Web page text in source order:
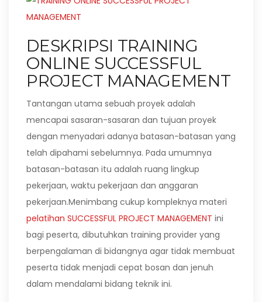
DESKRIPSI TRAINING
ONLINE SUCCESSFUL
PROJECT MANAGEMENT
Tantangan utama sebuah proyek adalah
mencapai sasaran-sasaran dan tujuan proyek
dengan menyadari adanya batasan-batasan yang
telah dipahami sebelumnya. Pada umumnya
batasan-batasan itu adalah ruang lingkup
pekerjaan, waktu pekerjaan dan anggaran
pekerjaan.Menimbang cukup kompleknya materi
pelatihan SUCCESSFUL PROJECT MANAGEMENT ini
bagi peserta, dibutuhkan training provider yang
berpengalaman di bidangnya agar tidak membuat
peserta tidak menjadi cepat bosan dan jenuh
dalam mendalami bidang teknik ini.